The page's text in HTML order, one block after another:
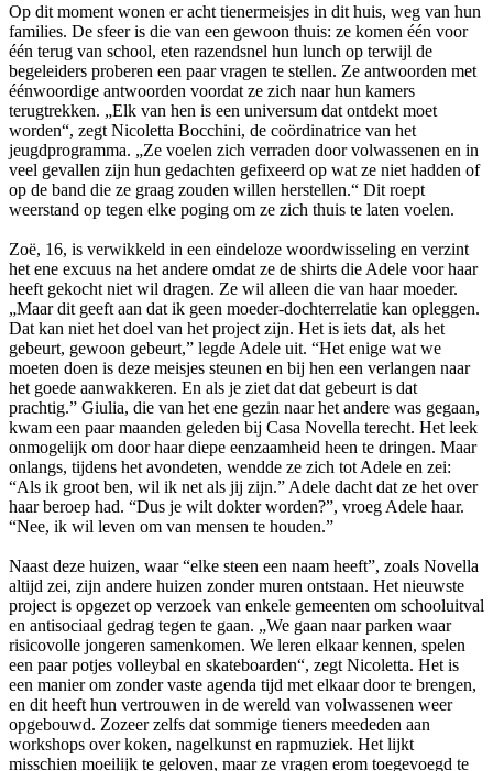
Op dit moment wonen er acht tienermeisjes in dit huis, weg van hun
families. De sfeer is die van een gewoon thuis: ze komen één voor
één terug van school, eten razendsnel hun lunch op terwijl de
begeleiders proberen een paar vragen te stellen. Ze antwoorden met
éénwoordige antwoorden voordat ze zich naar hun kamers
terugtrekken. „Elk van hen is een universum dat ontdekt moet
worden“, zegt Nicoletta Bocchini, de coördinatrice van het
jeugdprogramma. „Ze voelen zich verraden door volwassenen en in
veel gevallen zijn hun gedachten gefixeerd op wat ze niet hadden of
op de band die ze graag zouden willen herstellen.“ Dit roept
weerstand op tegen elke poging om ze zich thuis te laten voelen.
Zoë, 16, is verwikkeld in een eindeloze woordwisseling en verzint
het ene excuus na het andere omdat ze de shirts die Adele voor haar
heeft gekocht niet wil dragen. Ze wil alleen die van haar moeder.
„Maar dit geeft aan dat ik geen moeder-dochterrelatie kan opleggen.
Dat kan niet het doel van het project zijn. Het is iets dat, als het
gebeurt, gewoon gebeurt,” legde Adele uit. “Het enige wat we
moeten doen is deze meisjes steunen en bij hen een verlangen naar
het goede aanwakkeren. En als je ziet dat dat gebeurt is dat
prachtig.” Giulia, die van het ene gezin naar het andere was gegaan,
kwam een paar maanden geleden bij Casa Novella terecht. Het leek
onmogelijk om door haar diepe eenzaamheid heen te dringen. Maar
onlangs, tijdens het avondeten, wendde ze zich tot Adele en zei:
“Als ik groot ben, wil ik net als jij zijn.” Adele dacht dat ze het over
haar beroep had. “Dus je wilt dokter worden?”, vroeg Adele haar.
“Nee, ik wil leven om van mensen te houden.”
Naast deze huizen, waar “elke steen een naam heeft”, zoals Novella
altijd zei, zijn andere huizen zonder muren ontstaan. Het nieuwste
project is opgezet op verzoek van enkele gemeenten om schooluitval
en antisociaal gedrag tegen te gaan. „We gaan naar parken waar
risicovolle jongeren samenkomen. We leren elkaar kennen, spelen
een paar potjes volleybal en skateboarden“, zegt Nicoletta. Het is
een manier om zonder vaste agenda tijd met elkaar door te brengen,
en dit heeft hun vertrouwen in de wereld van volwassenen weer
opgebouwd. Zozeer zelfs dat sommige tieners meededen aan
workshops over koken, nagelkunst en rapmuziek. Het lijkt
misschien moeilijk te geloven, maar ze vragen erom toegevoegd te